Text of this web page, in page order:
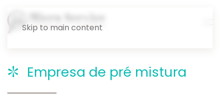
Skip to main content
Empresa de pré mistura